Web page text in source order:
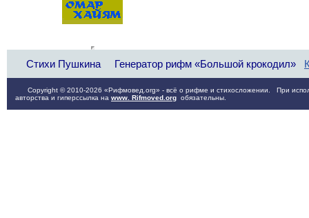
Стихи Пушкина Генератор рифм «Большой крокодил»
Copyright © 2010-2026 «Рифмовед.org» - всё о рифме и стихосложении. При
авторства и гиперссылка на www. Rifmoved.org обязательны.